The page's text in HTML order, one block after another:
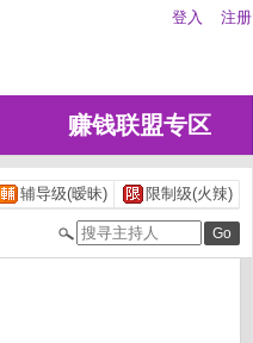
登入 注册
赚钱联盟专区
辅导级(暧昧) 限制级(火辣)